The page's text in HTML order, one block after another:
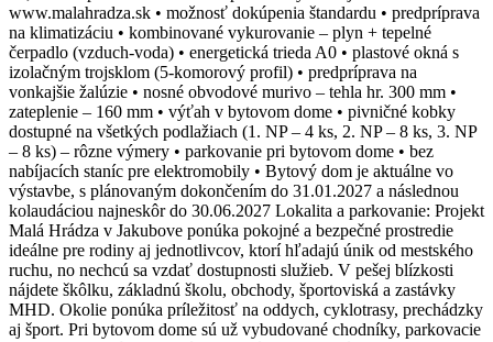
www.malahradza.sk • možnosť dokúpenia štandardu • predpríprava
na klimatizáciu • kombinované vykurovanie – plyn + tepelné
čerpadlo (vzduch-voda) • energetická trieda A0 • plastové okná s
izolačným trojsklom (5-komorový profil) • predpríprava na
vonkajšie žalúzie • nosné obvodové murivo – tehla hr. 300 mm •
zateplenie – 160 mm • výťah v bytovom dome • pivničné kobky
dostupné na všetkých podlažiach (1. NP – 4 ks, 2. NP – 8 ks, 3. NP
– 8 ks) – rôzne výmery • parkovanie pri bytovom dome • bez
nabíjacích staníc pre elektromobily • Bytový dom je aktuálne vo
výstavbe, s plánovaným dokončením do 31.01.2027 a následnou
kolaudáciou najneskôr do 30.06.2027 Lokalita a parkovanie: Projekt
Malá Hrádza v Jakubove ponúka pokojné a bezpečné prostredie
ideálne pre rodiny aj jednotlivcov, ktorí hľadajú únik od mestského
ruchu, no nechcú sa vzdať dostupnosti služieb. V pešej blízkosti
nájdete škôlku, základnú školu, obchody, športoviská a zastávky
MHD. Okolie ponúka príležitosť na oddych, cyklotrasy, prechádzky
aj šport. Pri bytovom dome sú už vybudované chodníky, parkovacie